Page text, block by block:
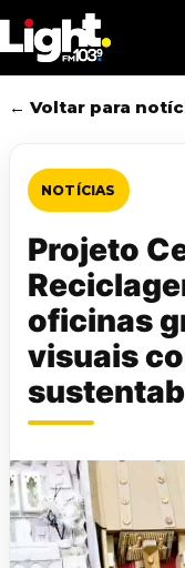
to
main
content
← Voltar para
NOTÍCIAS
Projeto
oficinas
visuais